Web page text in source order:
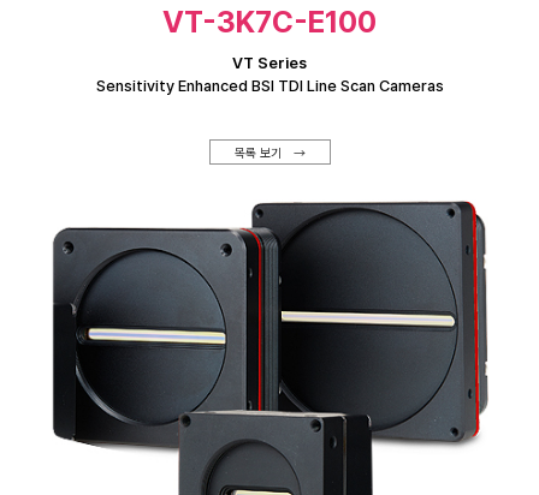
VT-3K7C-E100
VT Series
Sensitivity Enhanced BSI TDI Line Scan Cameras
목록 보기